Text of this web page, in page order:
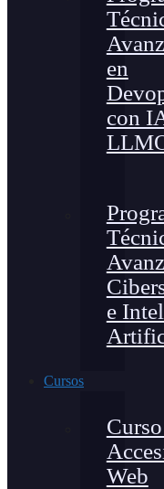
en
con
e
Cursos
Web